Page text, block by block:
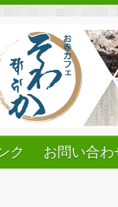
ク お問い合わ